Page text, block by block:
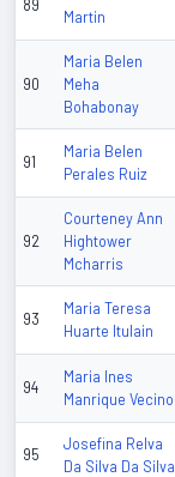
89
Martin
90
Maria Belen
Meha
Bohabonay
91
Maria Belen
Perales Ruiz
92
Courteney Ann
Hightower
Mcharris
93
Maria Teresa
Huarte Itulain
94
Maria Ines
Manrique Vecino
95
Josefina Relva
Da Silva Da Silva